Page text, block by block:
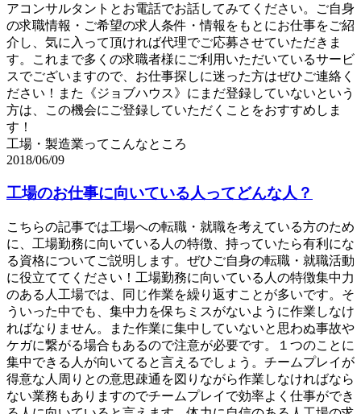
アコンサルタントとお電話でお話してみてください。ご自身
の求職情報・ご希望の求人条件・情報をもとにお仕事をご紹
介し、気に入って頂ければ代理でご応募させていただきま
す。これまで多くの求職者様にご利用いただいているサービ
スでございますので、お仕事探しに迷った方はぜひご連絡く
ださい！また《ジョブハウス》にまだ登録していないという
方は、この機会にご登録していただくことをおすすめしま
す！
工場・製造業ってこんなところ
2018/06/09
工場のお仕事に向いている人ってどんな人？
こちらの記事では工場への転職・就職を考えている方のため
に、工場勤務に向いている人の特徴、持っていたら有利にな
る資格についてご説明します。ぜひご自身の転職・就職活動
に役立ててください！工場勤務に向いている人の特徴集中力
のある人工場では、同じ作業を繰り返すことが多いです。そ
ういった中でも、集中力を保ちミスがないように作業しなけ
ればなりません。また作業に集中していないと思わぬ事故や
ケガに繋がる場合もあるので注意が必要です。１つのことに
集中できる人が向いてると言えるでしょう。チームプレイが
得意な人周りとの意思疎通を図りながら作業しなければなら
ない業務もありますのでチームプレイで効率よく仕事ができ